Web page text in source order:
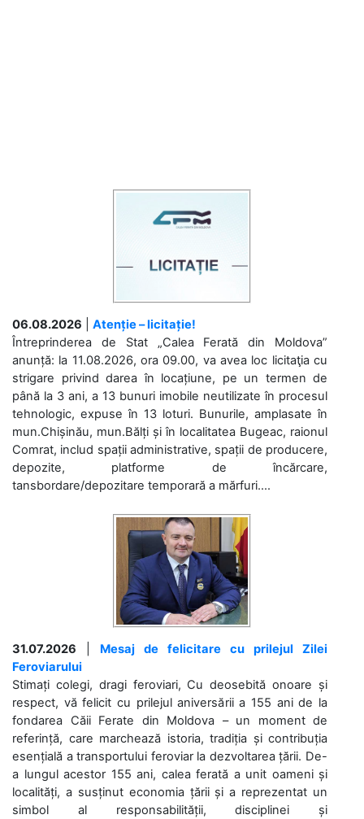
06.08.2026
Atenție – licitație!
Întreprinderea de Stat „Calea Ferată din Moldova”
anunță: la 11.08.2026, ora 09.00, va avea loc licitaţia cu
strigare privind darea în locațiune, pe un termen de
până la 3 ani, a 13 bunuri imobile neutilizate în procesul
tehnologic, expuse în 13 loturi. Bunurile, amplasate în
mun.Chișinău, mun.Bălți și în localitatea Bugeac, raionul
Comrat, includ spații administrative, spații de producere,
depozite, platforme de încărcare,
tansbordare/depozitare temporară a mărfuri....
31.07.2026
Mesaj de felicitare cu prilejul Zilei
Feroviarului
Stimați colegi, dragi feroviari, Cu deosebită onoare și
respect, vă felicit cu prilejul aniversării a 155 ani de la
fondarea Căii Ferate din Moldova – un moment de
referință, care marchează istoria, tradiția și contribuția
esențială a transportului feroviar la dezvoltarea țării. De-
a lungul acestor 155 ani, calea ferată a unit oameni și
localități, a susținut economia țării și a reprezentat un
simbol al responsabilității, disciplinei și